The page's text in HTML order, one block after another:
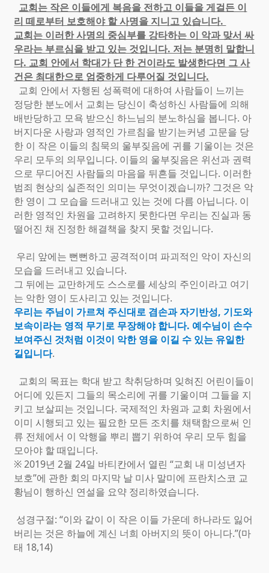
교회는 작은 이들에게 복음을 전하고 이들을 게걸든 이
리 떼로부터 보호해야 할 사명을 지니고 있습니다.
교회는 이러한 사명의 중심부를 강타하는 이 악과 맞서 싸
우라는 부르심을 받고 있는 것입니다. 저는 분명히 말합니
다. 교회 안에서 학대가 단 한 건이라도 발생한다면 그 사
건은 최대한으로 엄중하게 다루어질 것입니다.
교회 안에서 자행된 성폭력에 대하여 사람들이 느끼는
정당한 분노에서 교회는 당신이 축성하신 사람들에 의해
배반당하고 모욕 받으신 하느님의 분노하심을 봅니다. 아
버지다운 사랑과 영적인 가르침을 받기는커녕 고문을 당
한 이 작은 이들의 침묵의 울부짖음에 귀를 기울이는 것은
우리 모두의 의무입니다. 이들의 울부짖음은 위선과 권력
으로 무디어진 사람들의 마음을 뒤흔들 것입니다. 이러한
범죄 현상의 실존적인 의미는 무엇이겠습니까? 그것은 악
한 영이 그 모습을 드러내고 있는 것에 다름 아닙니다. 이
러한 영적인 차원을 고려하지 못한다면 우리는 진실과 동
떨어진 채 진정한 해결책을 찾지 못할 것입니다.
우리 앞에는 뻔뻔하고 공격적이며 파괴적인 악이 자신의
모습을 드러내고 있습니다.
그 뒤에는 교만하게도 스스로를 세상의 주인이라고 여기
는 악한 영이 도사리고 있는 것입니다.
우리는 주님이 가르쳐 주신대로 겸손과 자기반성, 기도와
보속이라는 영적 무기로 무장해야 합니다. 예수님이 손수
보여주신 것처럼 이것이 악한 영을 이길 수 있는 유일한
길입니다.
교회의 목표는 학대 받고 착취당하며 잊혀진 어린이들이
어디에 있든지 그들의 목소리에 귀를 기울이며 그들을 지
키고 보살피는 것입니다. 국제적인 차원과 교회 차원에서
이미 시행되고 있는 필요한 모든 조치를 채택함으로써 인
류 전체에서 이 악행을 뿌리 뽑기 위하여 우리 모두 힘을
모아야 할 때입니다.
※ 2019년 2월 24일 바티칸에서 열린 “교회 내 미성년자
보호”에 관한 회의 마지막 날 미사 말미에 프란치스코 교
황님이 행하신 연설을 요약 정리하였습니다.
성경구절: “이와 같이 이 작은 이들 가운데 하나라도 잃어
버리는 것은 하늘에 계신 너희 아버지의 뜻이 아니다.”(마
태 18,14)